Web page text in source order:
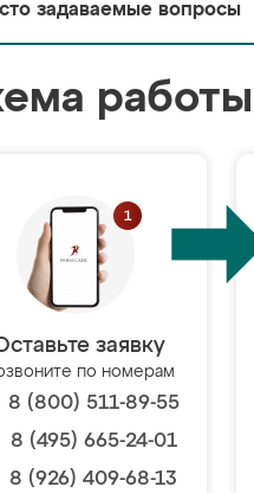
задаваемые вопросы
работы
заявку
по номерам
8 (800) 511-89-55
8 (495) 665-24-01
8 (926) 409-68-13